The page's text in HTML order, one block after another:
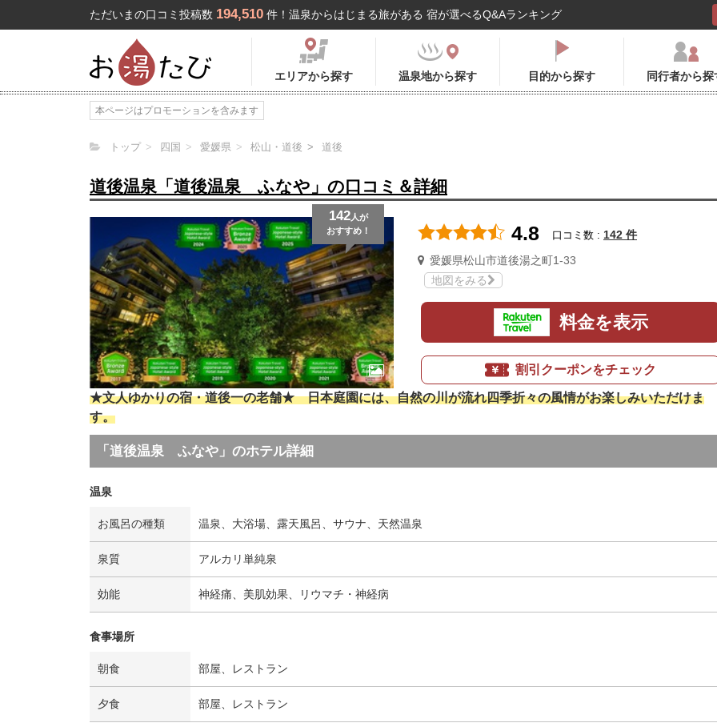
ただいまの口コミ投稿数 194,510 件！温泉からはじまる旅がある 宿が選べるQ&Aランキング
エリアから探す 温泉地から探す 目的から探す 同行者から探
本ページはプロモーションを含みます
トップ 四国 愛媛県 松山・道後 道後
道後温泉「道後温泉 ふなや」の口コミ＆詳細
142人が
おすすめ！
4.8 口コミ数 : 142 件
愛媛県松山市道後湯之町1-33
地図をみる
料金を表示
割引クーポンをチェック
★文人ゆかりの宿・道後一の老舗★ 日本庭園には、自然の川が流れ四季折々の風情がお楽しみいただけま
す。
「道後温泉 ふなや」のホテル詳細
温泉
お風呂の種類 温泉、大浴場、露天風呂、サウナ、天然温泉
泉質 アルカリ単純泉
効能 神経痛、美肌効果、リウマチ・神経病
食事場所
朝食 部屋、レストラン
夕食 部屋、レストラン